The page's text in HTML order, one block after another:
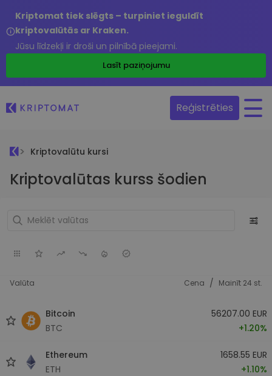
Kriptomat tiek slēgts – turpiniet ieguldīt
kriptovalūtās ar Kraken.
Jūsu līdzekļi ir droši un pilnībā pieejami.
Lasīt paziņojumu
Reģistrēties
Kriptovalūtu kursi
Kriptovalūtas kurss šodien
Valūta Cena / Mainīt 24 st.
Bitcoin
BTC
56207.00 EUR
+1.20%
Ethereum
ETH
1658.55 EUR
+1.10%